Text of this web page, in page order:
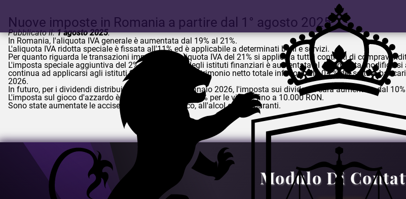
Nuove imposte in Romania a partire dal 1° agosto 2025
Pubblicato il:1 agosto 2025.
In Romania, l'aliquota IVA generale è aumentata dal 19% al 21%.
L'aliquota IVA ridotta speciale è fissata all'11% ed è applicabile a determinati beni e servizi.
Per quanto riguarda le transazioni immobiliari, l'aliquota IVA del 21% si applica a tutti i contratti di
L'imposta speciale aggiuntiva del 2% sul fatturato degli istituti finanziari è aumentata al 4% (questa modifica
continua ad applicarsi agli istituti finanziari con un patrimonio netto totale inferiore allo 0,2% del settore
2026.
In futuro, per i dividendi distribuiti a partire dal 1° gennaio 2026, l'imposta sui dividendi sarà aumentata dal
L'imposta sul gioco d'azzardo è aumentata dal 3% al 4% per le vincite fino a 10.000 RON.
Sono state aumentate le accise applicate al tabacco, all'alcol e ai carburanti.
Modulo Di